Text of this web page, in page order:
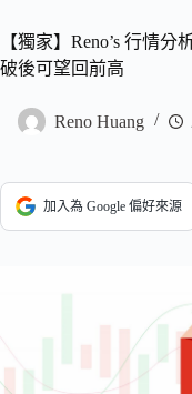
【獨家】Reno’s 行情
破後可望回前高
Reno Huang
加入為 Google 偏好來源